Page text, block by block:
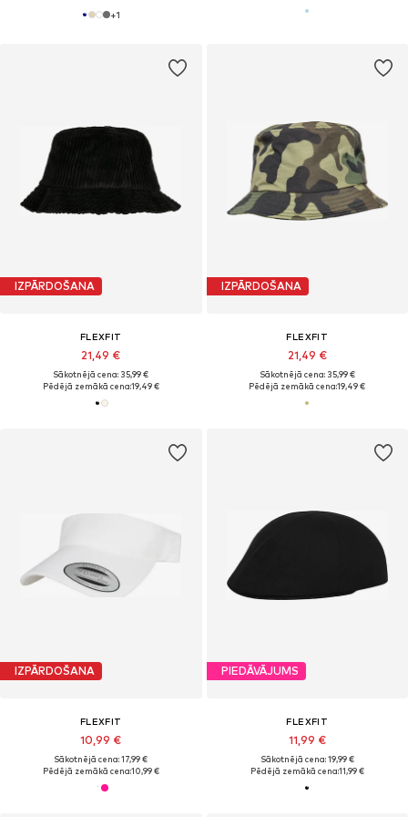
+1
IZPĀRDOŠANA
FLEXFIT
21,49 €
Sākotnējā cena: 35,99 €
Pēdējā zemākā cena:19,49 €
IZPĀRDOŠANA
FLEXFIT
21,49 €
Sākotnējā cena: 35,99 €
Pēdējā zemākā cena:19,49 €
IZPĀRDOŠANA
FLEXFIT
10,99 €
Sākotnējā cena: 17,99 €
Pēdējā zemākā cena:10,99 €
PIEDĀVĀJUMS
FLEXFIT
11,99 €
Sākotnējā cena: 19,99 €
Pēdējā zemākā cena:11,99 €